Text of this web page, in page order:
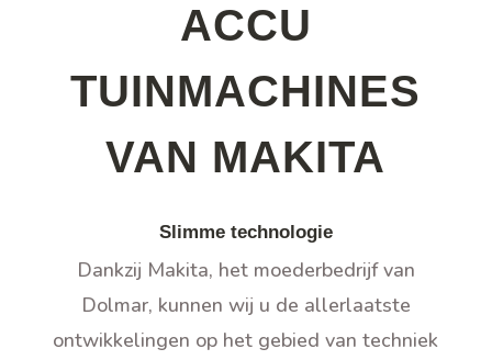
ACCU
TUINMACHINES
VAN MAKITA
Slimme technologie
Dankzij Makita, het moederbedrijf van
Dolmar, kunnen wij u de allerlaatste
ontwikkelingen op het gebied van techniek